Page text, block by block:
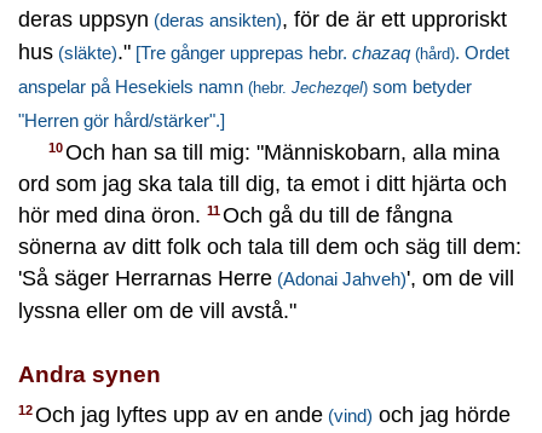
deras uppsyn (deras ansikten), för de är ett upproriskt
hus (släkte)." [Tre gånger upprepas hebr. chazaq(hård). Ordet
anspelar på Hesekiels namn (hebr. Jechezqel) som betyder
"Herren gör hård/stärker".]
10Och han sa till mig: "Människobarn, alla mina
ord som jag ska tala till dig, ta emot i ditt hjärta och
hör med dina öron. 11Och gå du till de fångna
sönerna av ditt folk och tala till dem och säg till dem:
'Så säger Herrarnas Herre (Adonai Jahveh)', om de vill
lyssna eller om de vill avstå."
Andra synen
12Och jag lyftes upp av en ande (vind) och jag hörde